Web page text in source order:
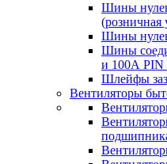
Шины
(розничная
Шины
Шины
и 100А PIN
Шлейфы
Вентиляторы